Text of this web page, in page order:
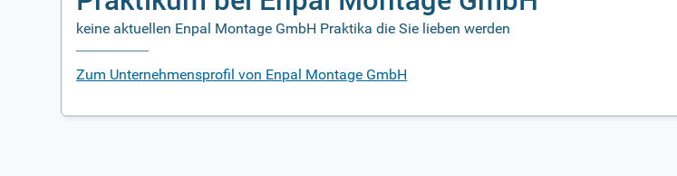
keine aktuellen Enpal Montage GmbH Praktika die Sie lieben werden
Zum Unternehmensprofil von Enpal Montage GmbH